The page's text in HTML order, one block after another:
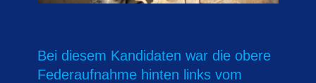
Bei diesem Kandidaten war die obere
Federaufnahme hinten links vom